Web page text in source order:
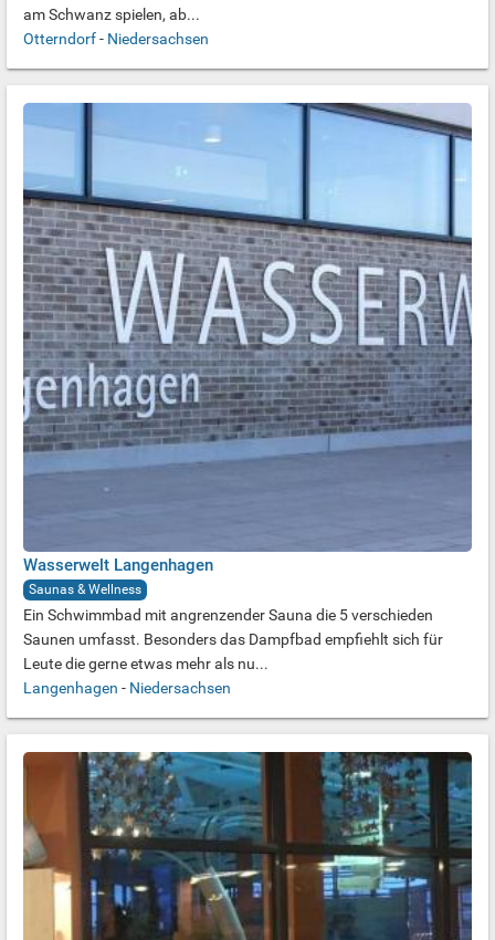
am Schwanz spielen, ab...
Otterndorf- Niedersachsen
Wasserwelt Langenhagen
Saunas & Wellness
Ein Schwimmbad mit angrenzender Sauna die 5 verschieden
Saunen umfasst. Besonders das Dampfbad empfiehlt sich für
Leute die gerne etwas mehr als nu...
Langenhagen - Niedersachsen